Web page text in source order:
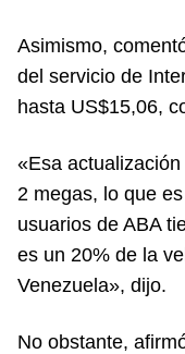
Asimismo,
del servicio de
hasta US$15,06,
«Esa
2 megas, lo que
usuarios de ABA
es un 20% de la
Venezuela», dijo.
No obstante,